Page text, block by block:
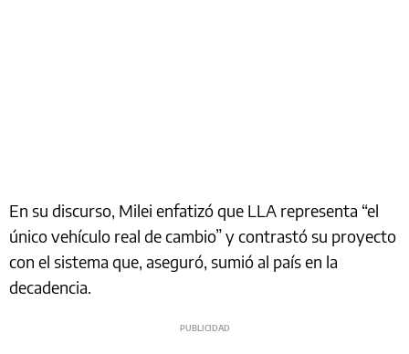
En su discurso, Milei enfatizó que LLA representa “el
único vehículo real de cambio” y contrastó su proyecto
con el sistema que, aseguró, sumió al país en la
decadencia.